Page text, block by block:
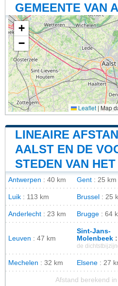
GEMEENTE VAN
+
−
Leaflet | Map
LINEAIRE
AALST EN DE
STEDEN VAN
Antwerpen : 40 km Gent : 25 km
Luik : 113 km Brussel : 25
Anderlecht : 23 km Brugge : 64
Leuven : 47 km
Sint-Jans-
Molenbeek
de
Mechelen : 32 km Elsene : 27
Afstand berekend